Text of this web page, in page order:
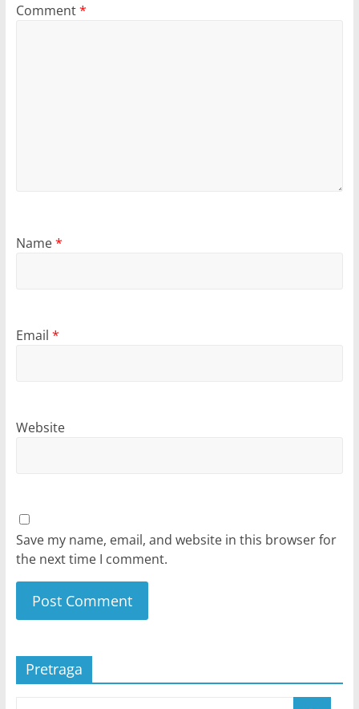
Comment*
Name*
Email *
Website
Save my name, email, and website in this browser for
the next time I comment.
Pretraga